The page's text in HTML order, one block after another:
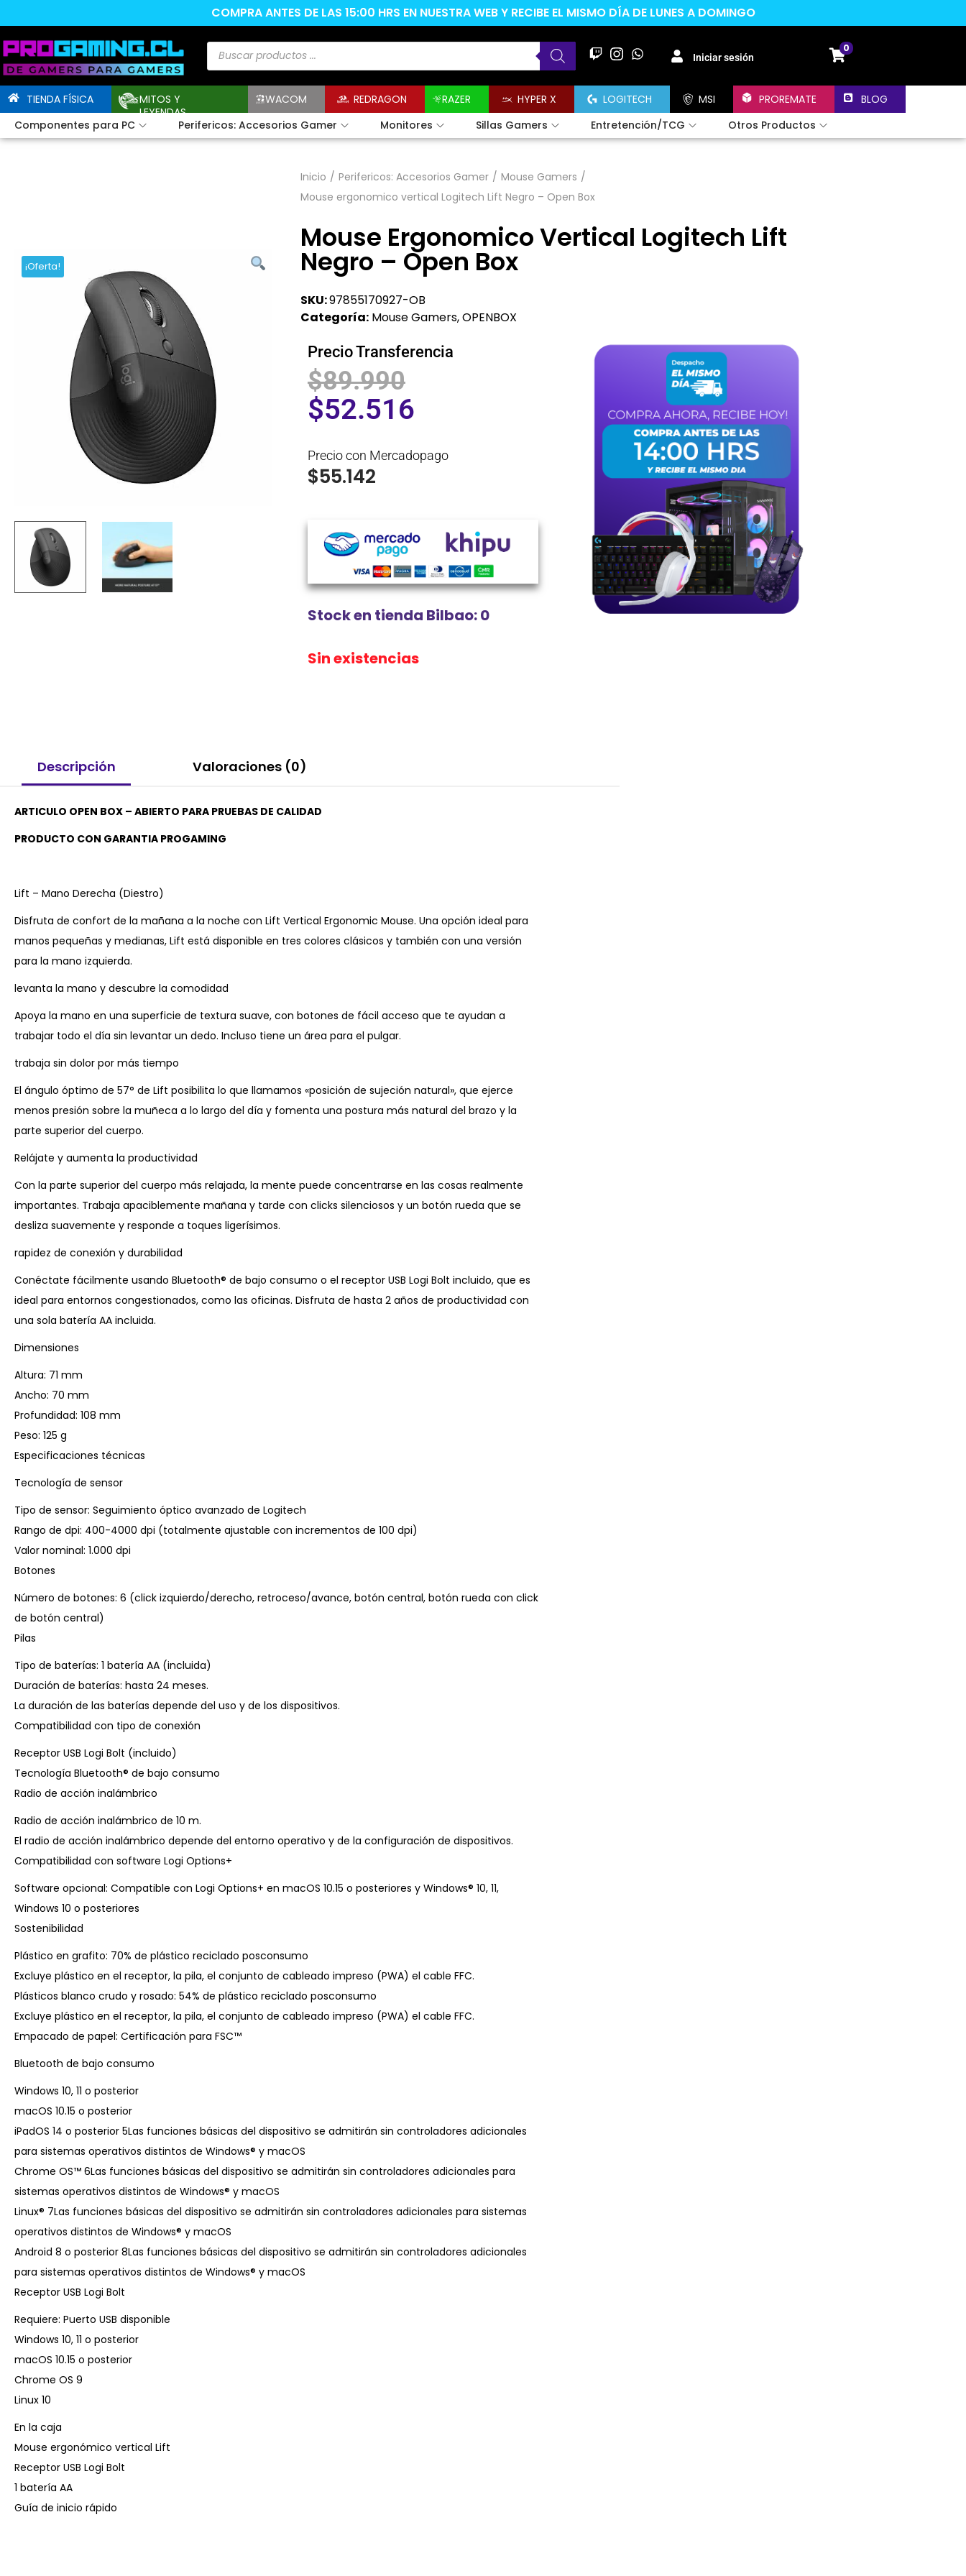
COMPRA ANTES DE LAS 15:00 HRS EN NUESTRA WEB Y RECIBE EL MISMO DÍA DE LUNES A DOMINGO
Iniciar sesión
0
TIENDA FÍSICA
MITOS Y
LEYENDAS
WACOM REDRAGON RAZER HYPER X LOGITECH MSI PROREMATE
BLOG
Componentes para PC
Perifericos: Accesorios Gamer Monitores Sillas Gamers Entretención/TCG Otros Productos
¡Oferta!
Inicio / Perifericos: Accesorios Gamer / Mouse Gamers /
Mouse ergonomico vertical Logitech Lift Negro – Open Box
Mouse Ergonomico Vertical Logitech Lift
Negro – Open Box
SKU:97855170927-OB
Categoría: Mouse Gamers,OPENBOX
Precio Transferencia
$89.990
$52.516
Precio con Mercadopago
$55.142
Stock en tienda Bilbao: 0
Sin existencias
Descripción Valoraciones (0)
ARTICULO OPEN BOX – ABIERTO PARA PRUEBAS DE CALIDAD
PRODUCTO CON GARANTIA PROGAMING
Lift – Mano Derecha (Diestro)
Disfruta de confort de la mañana a la noche con Lift Vertical Ergonomic Mouse. Una opción ideal para
manos pequeñas y medianas, Lift está disponible en tres colores clásicos y también con una versión
para la mano izquierda.
levanta la mano y descubre la comodidad
Apoya la mano en una superficie de textura suave, con botones de fácil acceso que te ayudan a
trabajar todo el día sin levantar un dedo. Incluso tiene un área para el pulgar.
trabaja sin dolor por más tiempo
El ángulo óptimo de 57° de Lift posibilita lo que llamamos «posición de sujeción natural», que ejerce
menos presión sobre la muñeca a lo largo del día y fomenta una postura más natural del brazo y la
parte superior del cuerpo.
Relájate y aumenta la productividad
Con la parte superior del cuerpo más relajada, la mente puede concentrarse en las cosas realmente
importantes. Trabaja apaciblemente mañana y tarde con clicks silenciosos y un botón rueda que se
desliza suavemente y responde a toques ligerísimos.
rapidez de conexión y durabilidad
Conéctate fácilmente usando Bluetooth® de bajo consumo o el receptor USB Logi Bolt incluido, que es
ideal para entornos congestionados, como las oficinas. Disfruta de hasta 2 años de productividad con
una sola batería AA incluida.
Dimensiones
Altura: 71 mm
Ancho: 70 mm
Profundidad: 108 mm
Peso: 125 g
Especificaciones técnicas
Tecnología de sensor
Tipo de sensor: Seguimiento óptico avanzado de Logitech
Rango de dpi: 400-4000 dpi (totalmente ajustable con incrementos de 100 dpi)
Valor nominal: 1.000 dpi
Botones
Número de botones: 6 (click izquierdo/derecho, retroceso/avance, botón central, botón rueda con click
de botón central)
Pilas
Tipo de baterías: 1 batería AA (incluida)
Duración de baterías: hasta 24 meses.
La duración de las baterías depende del uso y de los dispositivos.
Compatibilidad con tipo de conexión
Receptor USB Logi Bolt (incluido)
Tecnología Bluetooth® de bajo consumo
Radio de acción inalámbrico
Radio de acción inalámbrico de 10 m.
El radio de acción inalámbrico depende del entorno operativo y de la configuración de dispositivos.
Compatibilidad con software Logi Options+
Software opcional: Compatible con Logi Options+ en macOS 10.15 o posteriores y Windows® 10, 11,
Windows 10 o posteriores
Sostenibilidad
Plástico en grafito: 70% de plástico reciclado posconsumo
Excluye plástico en el receptor, la pila, el conjunto de cableado impreso (PWA) el cable FFC.
Plásticos blanco crudo y rosado: 54% de plástico reciclado posconsumo
Excluye plástico en el receptor, la pila, el conjunto de cableado impreso (PWA) el cable FFC.
Empacado de papel: Certificación para FSC™
Bluetooth de bajo consumo
Windows 10, 11 o posterior
macOS 10.15 o posterior
iPadOS 14 o posterior 5Las funciones básicas del dispositivo se admitirán sin controladores adicionales
para sistemas operativos distintos de Windows® y macOS
Chrome OS™ 6Las funciones básicas del dispositivo se admitirán sin controladores adicionales para
sistemas operativos distintos de Windows® y macOS
Linux® 7Las funciones básicas del dispositivo se admitirán sin controladores adicionales para sistemas
operativos distintos de Windows® y macOS
Android 8 o posterior 8Las funciones básicas del dispositivo se admitirán sin controladores adicionales
para sistemas operativos distintos de Windows® y macOS
Receptor USB Logi Bolt
Requiere: Puerto USB disponible
Windows 10, 11 o posterior
macOS 10.15 o posterior
Chrome OS 9
Linux 10
En la caja
Mouse ergonómico vertical Lift
Receptor USB Logi Bolt
1 batería AA
Guía de inicio rápido